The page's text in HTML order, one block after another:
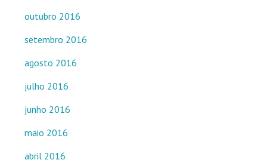
outubro 2016
setembro 2016
agosto 2016
julho 2016
junho 2016
maio 2016
abril 2016